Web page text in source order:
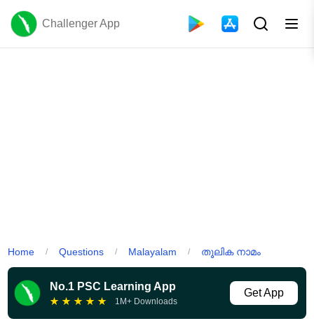
Challenger App
Home / Questions / Malayalam / തൂലിക നാമം
No.1 PSC Learning App
★ ★ ★ ★ ★ 1M+ Downloads
Get App